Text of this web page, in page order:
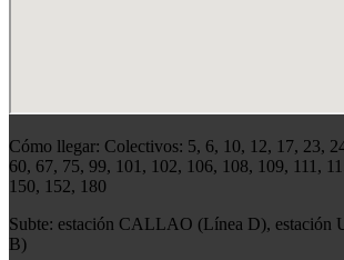
Cómo llegar: Colectivos: 5, 6, 10, 12, 17, 23,
60, 67, 75, 99, 101, 102, 106, 108, 109, 111,
150, 152, 180
Subte: estación CALLAO (Línea D), estación
B)